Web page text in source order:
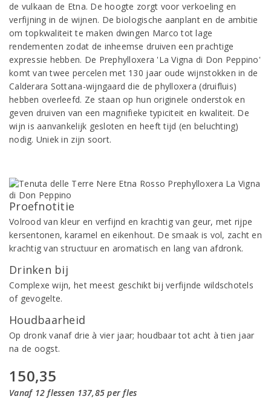
de vulkaan de Etna. De hoogte zorgt voor verkoeling en
verfijning in de wijnen. De biologische aanplant en de ambitie
om topkwaliteit te maken dwingen Marco tot lage
rendementen zodat de inheemse druiven een prachtige
expressie hebben. De Prephylloxera 'La Vigna di Don Peppino'
komt van twee percelen met 130 jaar oude wijnstokken in de
Calderara Sottana-wijngaard die de phylloxera (druifluis)
hebben overleefd. Ze staan op hun originele onderstok en
geven druiven van een magnifieke typiciteit en kwaliteit. De
wijn is aanvankelijk gesloten en heeft tijd (en beluchting)
nodig. Uniek in zijn soort.
Proefnotitie
Volrood van kleur en verfijnd en krachtig van geur, met rijpe
kersentonen, karamel en eikenhout. De smaak is vol, zacht en
krachtig van structuur en aromatisch en lang van afdronk.
Drinken bij
Complexe wijn, het meest geschikt bij verfijnde wildschotels
of gevogelte.
Houdbaarheid
Op dronk vanaf drie à vier jaar; houdbaar tot acht à tien jaar
na de oogst.
150,35
Vanaf 12 flessen 137,85 per fles